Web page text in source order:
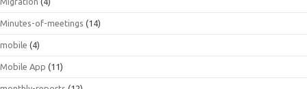
Minutes-of-meetings (14)
mobile (4)
Mobile App (11)